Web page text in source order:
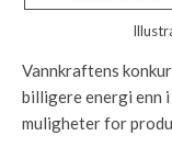
Vannkraftens
billigere energi enn
muligheter for